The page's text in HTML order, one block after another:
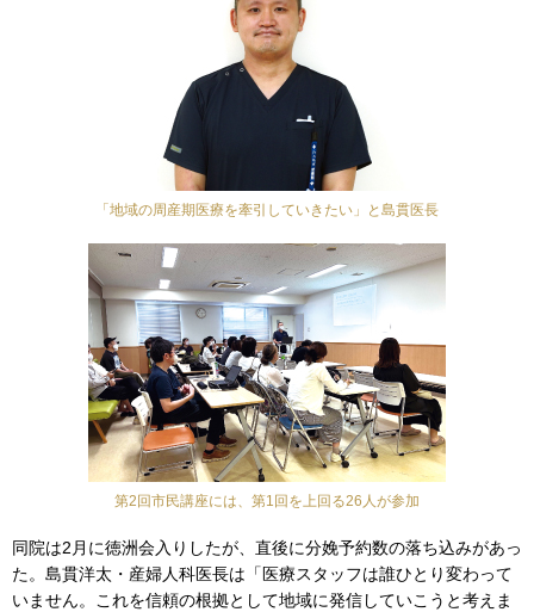
「地域の周産期医療を牽引していきたい」と島貫医長
第2回市民講座には、第1回を上回る26人が参加
同院は2月に徳洲会入りしたが、直後に分娩予約数の落ち込みがあっ
た。島貫洋太・産婦人科医長は「医療スタッフは誰ひとり変わって
いません。これを信頼の根拠として地域に発信していこうと考えま